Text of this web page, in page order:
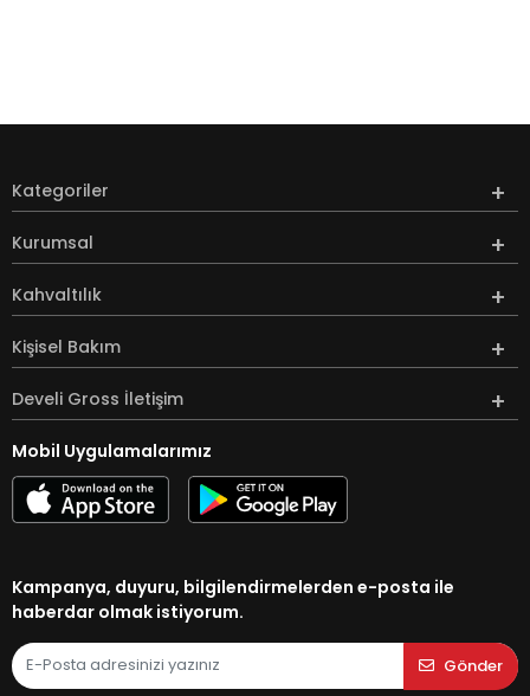
Kategoriler
Kurumsal
Kahvaltılık
Kişisel Bakım
Develi Gross İletişim
Mobil Uygulamalarımız
Kampanya, duyuru, bilgilendirmelerden e-posta ile
haberdar olmak istiyorum.
Gönder